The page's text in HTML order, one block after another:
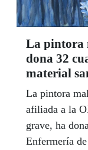
La pintora
dona 32
material
La pintora
afiliada a la
grave, ha
Enfermería